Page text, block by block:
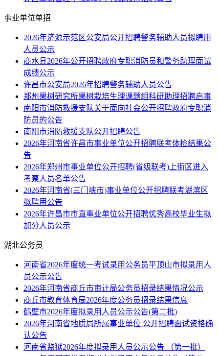
事业单位单招
2026年济源示范区公安局公开招聘警务辅助人员拟聘用
人员公示
商水县2026年公开招聘政府专职消防员和警务助理面试
成绩公示
许昌市公安局2026年招聘警务辅助人员公告
郑州果树研究所果树栽培生理课题组科研助理招聘启事
南阳市消防救援支队关于面向社会公开招聘政府专职消
防员的公告
南阳市消防救援支队公开招聘公告
2026年河南省许昌市事业单位公开招聘联考体检结果公
告
2026年郑州市事业单位公开招聘(省级联考)上街区进入
考察人员名单公告
2026年河南省(三门峡市)事业单位公开招聘联考湖滨区
拟聘用公告
2026年许昌市市直事业单位公开招聘优秀高校毕业生拟
加分人员公示
湖北公务员
河南省2026年度统一考试录用公务员平顶山市拟录用人
员公示公告
2026年河南省商丘市审计局公务员招录结果情况公示
商丘市教育体育局2026年度公务员招录结果信息
鹤壁市2026年度拟录用人员公示公告(第二批)
2026年河南省地质局所属事业单位 公开招聘面试资格确
认公告
河南省监狱2026年度拟录用人员公示公告 （第一批）